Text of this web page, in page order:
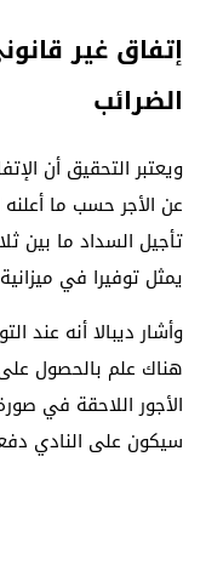
إتفاق غير
الضرائب
ويعتبر التحقيق أن
عن الأجر حسب ما
تأجيل السداد ما بين
يمثل توفيرا في
وأشار ديبالا أنه عند
هناك علم بالحصول على
الأجور اللاحقة في
سيكون على النادي